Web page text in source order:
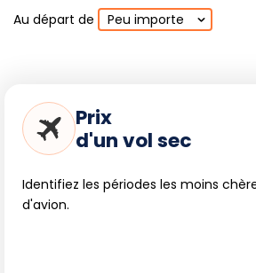
Au départ de Peu importe
Prix
d'un vol sec
Identifiez les périodes les moins
d'avion.